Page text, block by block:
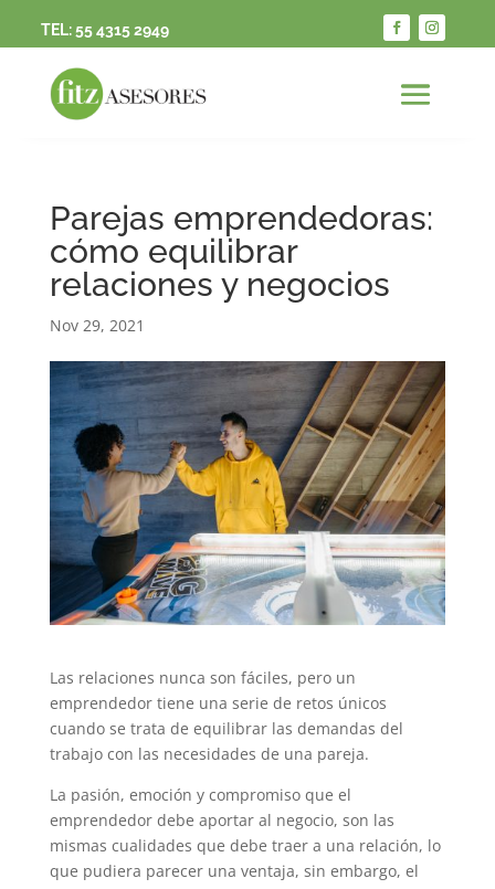
TEL:55 4315 2949
Parejas emprendedoras:
cómo equilibrar
relaciones y negocios
Nov 29, 2021
Las relaciones nunca son fáciles, pero un
emprendedor tiene una serie de retos únicos
cuando se trata de equilibrar las demandas del
trabajo con las necesidades de una pareja.
La pasión, emoción y compromiso que el
emprendedor debe aportar al negocio, son las
mismas cualidades que debe traer a una relación, lo
que pudiera parecer una ventaja, sin embargo, el